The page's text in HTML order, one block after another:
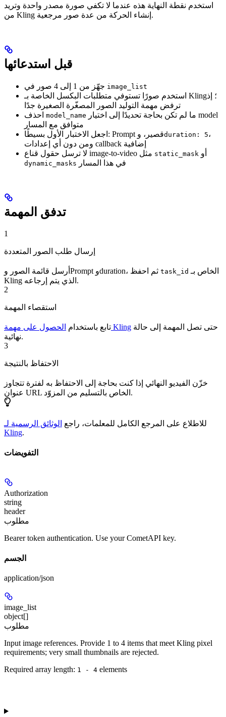
استخدم نقطة النهاية هذه عندما لا تكفي صورة مصدر واحدة وتريد
من Kling إنشاء الحركة من عدة صور مرجعية.
قبل استدعائها
image_list
استخدم صورًا تستوفي متطلبات البكسل الخاصة بـ Kling؛ إذ
ترفض مهمة التوليد الصور المصغّرة الصغيرة جدًا
model_name
متوافق مع المسار
اجعل الاختبار الأول بسيطًا: Prompt قصير، وduration: 5،
ومن دون أي إعدادات callback إضافية
static_mask أو
dynamic_masks في هذا المسار
تدفق المهمة
1
إرسال طلب الصور المتعددة
task_id
Kling الذي يتم إرجاعه.
2
استقصاء المهمة
تابع باستخدام الحصول على مهمة Kling
نهائية.
3
الاحتفاظ بالنتيجة
خزّن الفيديو النهائي إذا كنت بحاجة إلى الاحتفاظ به لفترة تتجاوز
عنوان URL الخاص بالتسليم من المزوّد.
للاطلاع على المرجع الكامل للمعلمات، راجع الوثائق الرسمية لـ
Kling.
التفويضات
Authorization
string
header
مطلوب
Bearer token authentication. Use your CometAPI key.
الجسم
application/json
image_list
object[]
مطلوب
Input image references. Provide 1 to 4 items that meet Kling pixel
requirements; very small thumbnails are rejected.
Required array length: 1 - 4 elements